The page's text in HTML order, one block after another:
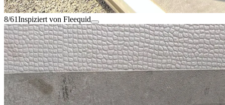
8/61Inspiziert von Fleequid